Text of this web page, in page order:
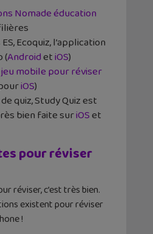
Nomade éducation
Ecoquiz, l’application
(AndroidetiOS)
mobile pour réviser
iOS)
quiz, Study Quiz est
bien faite suriOSet
pour réviser
réviser, c’est très bien.
existent pour réviser
!